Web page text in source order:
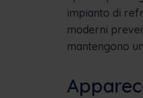
impianto di
moderni
mantengono